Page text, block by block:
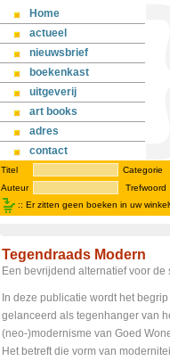
Home
actueel
nieuwsbrief
boekenkast
uitgeverij
art books
adres
contact
Titel
Categorie
Auteur
Trefwoord
:: Er zitten geen boeken in uw
Tegendraads Modern
Een bevrijdend alternatief voor de
In deze publicatie wordt het
gelanceerd als tegenhanger van
(neo-)modernisme van Goed
Het betreft die vorm van